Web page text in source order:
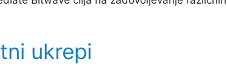
ukrepi